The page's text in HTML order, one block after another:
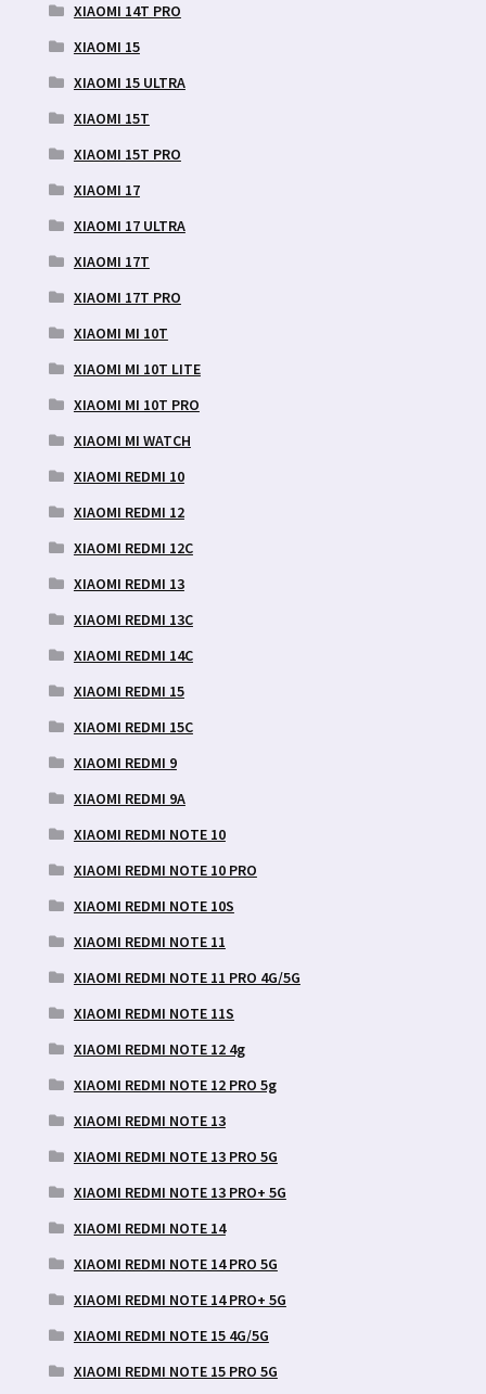
XIAOMI 14T PRO
XIAOMI 15
XIAOMI 15 ULTRA
XIAOMI 15T
XIAOMI 15T PRO
XIAOMI 17
XIAOMI 17 ULTRA
XIAOMI 17T
XIAOMI 17T PRO
XIAOMI MI 10T
XIAOMI MI 10T LITE
XIAOMI MI 10T PRO
XIAOMI MI WATCH
XIAOMI REDMI 10
XIAOMI REDMI 12
XIAOMI REDMI 12C
XIAOMI REDMI 13
XIAOMI REDMI 13C
XIAOMI REDMI 14C
XIAOMI REDMI 15
XIAOMI REDMI 15C
XIAOMI REDMI 9
XIAOMI REDMI 9A
XIAOMI REDMI NOTE 10
XIAOMI REDMI NOTE 10 PRO
XIAOMI REDMI NOTE 10S
XIAOMI REDMI NOTE 11
XIAOMI REDMI NOTE 11 PRO 4G/5G
XIAOMI REDMI NOTE 11S
XIAOMI REDMI NOTE 12 4g
XIAOMI REDMI NOTE 12 PRO 5g
XIAOMI REDMI NOTE 13
XIAOMI REDMI NOTE 13 PRO 5G
XIAOMI REDMI NOTE 13 PRO+ 5G
XIAOMI REDMI NOTE 14
XIAOMI REDMI NOTE 14 PRO 5G
XIAOMI REDMI NOTE 14 PRO+ 5G
XIAOMI REDMI NOTE 15 4G/5G
XIAOMI REDMI NOTE 15 PRO 5G